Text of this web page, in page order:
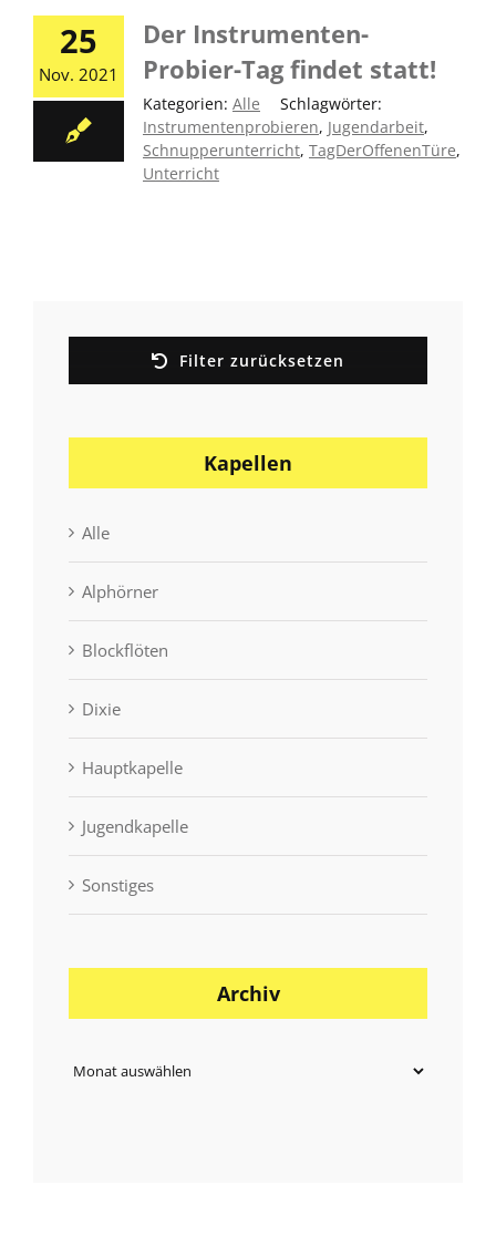
25
Nov. 2021
Der Instrumenten-
Probier-Tag findet statt!
Kategorien: Alle
Schlagwörter:
Instrumentenprobieren, Jugendarbeit,
Schnupperunterricht, TagDerOffenenTüre,
Unterricht
Filter zurücksetzen
Kapellen
Alle
Alphörner
Blockflöten
Dixie
Hauptkapelle
Jugendkapelle
Sonstiges
Archiv
Archiv